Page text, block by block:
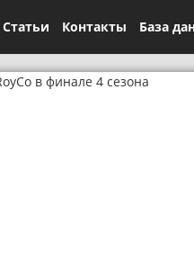
Статьи Контакты База